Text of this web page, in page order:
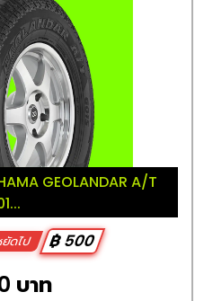
GEOLANDAR A/T
ยัดไป ฿ 500
บาท